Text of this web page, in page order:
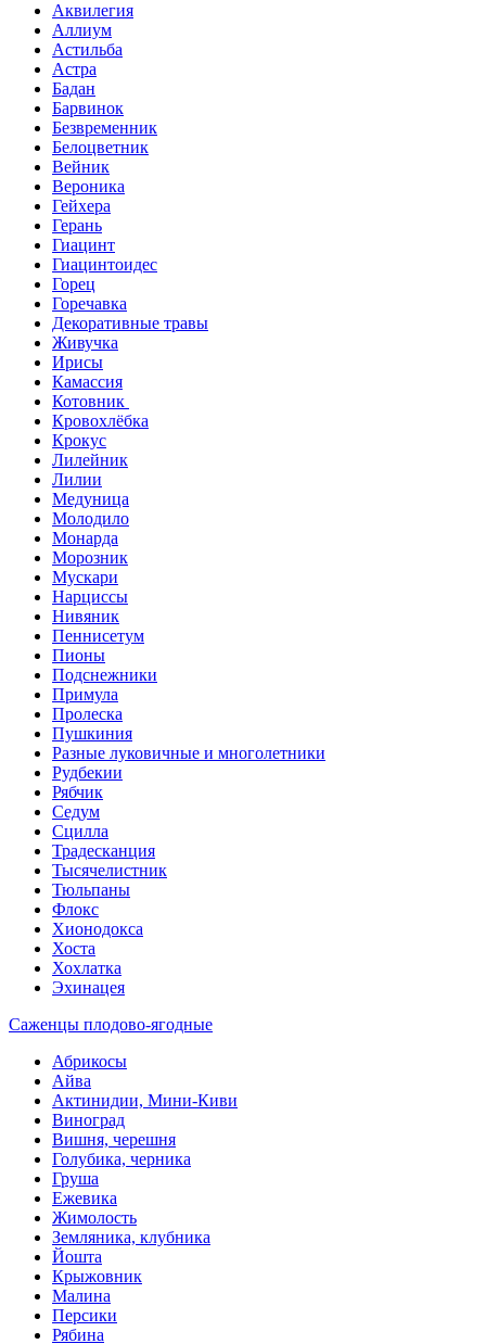
Аквилегия
Аллиум
Астильба
Астра
Бадан
Барвинок
Безвременник
Белоцветник
Вейник
Вероника
Гейхера
Герань
Гиацинт
Гиацинтоидес
Горец
Горечавка
Декоративные травы
Живучка
Ирисы
Камассия
Котовник
Кровохлёбка
Крокус
Лилейник
Лилии
Медуница
Молодило
Монарда
Морозник
Мускари
Нарциссы
Нивяник
Пеннисетум
Пионы
Подснежники
Примула
Пролеска
Пушкиния
Разные луковичные и многолетники
Рудбекии
Рябчик
Седум
Сцилла
Традесканция
Тысячелистник
Тюльпаны
Флокс
Хионодокса
Хоста
Хохлатка
Эхинацея
Саженцы плодово-ягодные
Абрикосы
Айва
Актинидии, Мини-Киви
Виноград
Вишня, черешня
Голубика, черника
Груша
Ежевика
Жимолость
Земляника, клубника
Йошта
Крыжовник
Малина
Персики
Рябина